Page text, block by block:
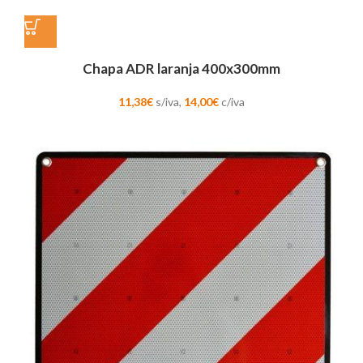
Chapa ADR laranja 400x300mm
11,38€ s/iva, 14,00€c/iva